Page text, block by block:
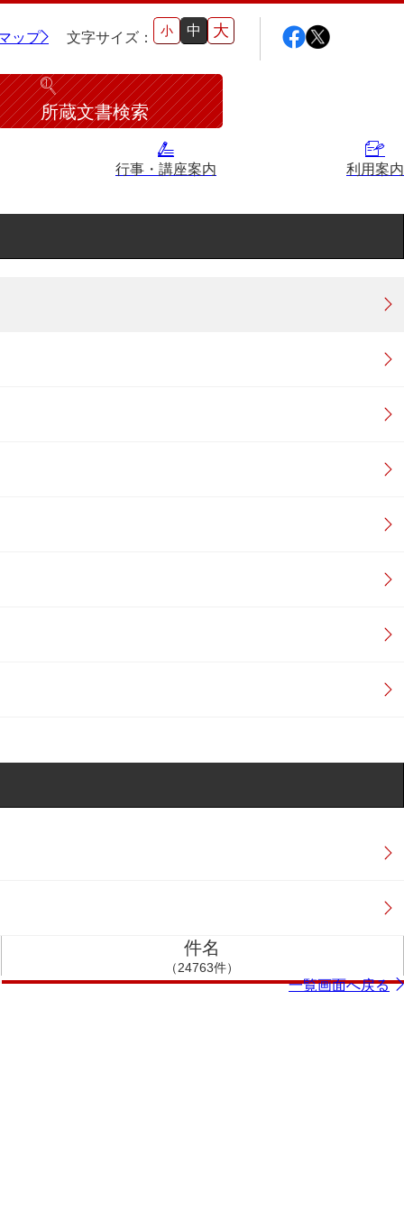
ップ 文字サイズ： 小 中 大
所蔵文書検索
行事・講座案内 利用案内
件名
（24763件）
一覧画面へ戻る